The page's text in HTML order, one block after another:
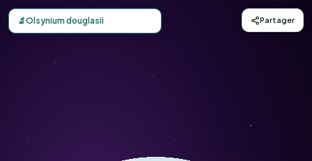
Carte d'observation du Olsynium douglasii (Olsynium
🔬Olsynium douglasii Partager